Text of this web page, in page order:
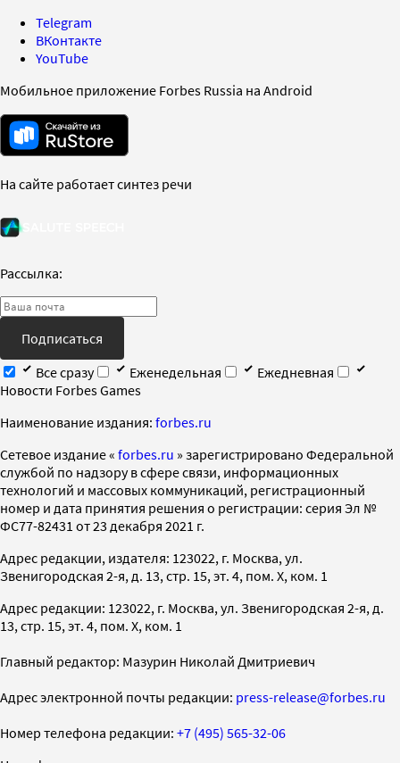
Telegram
ВКонтакте
YouTube
Мобильное приложение Forbes Russia на Android
На сайте работает синтез речи
Рассылка:
Подписаться
Все сразу
Еженедельная
Ежедневная
Новости Forbes Games
Наименование издания: forbes.ru
Cетевое издание « forbes.ru » зарегистрировано Федеральной
службой по надзору в сфере связи, информационных
технологий и массовых коммуникаций, регистрационный
номер и дата принятия решения о регистрации: серия Эл №
ФС77-82431 от 23 декабря 2021 г.
Адрес редакции, издателя: 123022, г. Москва, ул.
Звенигородская 2-я, д. 13, стр. 15, эт. 4, пом. X, ком. 1
Адрес редакции: 123022, г. Москва, ул. Звенигородская 2-я, д.
13, стр. 15, эт. 4, пом. X, ком. 1
Главный редактор: Мазурин Николай Дмитриевич
Адрес электронной почты редакции: press-release@forbes.ru
Номер телефона редакции: +7 (495) 565-32-06